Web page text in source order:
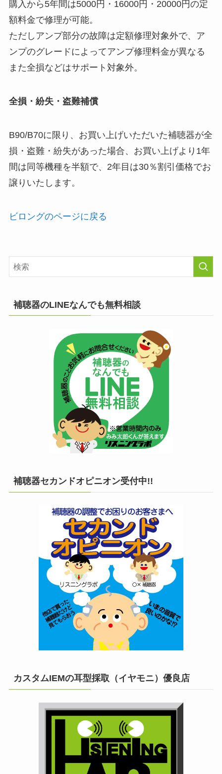
購入から5年間は5000円・16000円・20000円の定
額料金で修理が可能。
ただしアンプ部分の故障は定額修理対象外で、ア
ンプのグレードによってアンプ修理料金が異なる
また全損などはサポート対象外。
全損・紛失・盗難補償
B90/B70に限り、お買い上げいただいた補聴器が全
損・盗難・紛失があった場合、お買い上げより1年
間は同等機種を半額で、2年目は30％割引価格でお
譲りいたします。
ビロングのページに戻る
補聴器のLINEなんでも無料相談
補聴器セカンドオピニオン受付中!!
カスタムIEMの耳型採取（イヤモニ）優良店